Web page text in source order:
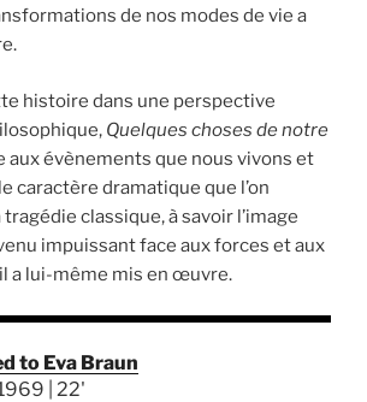
de nos modes de vie a
histoire dans une perspective
Quelques choses de notre
aux évènements que nous vivons et
caractère dramatique que l’on
classique, à savoir l’image
impuissant face aux forces et aux
a lui-même mis en œuvre.
to Eva Braun
| 22'